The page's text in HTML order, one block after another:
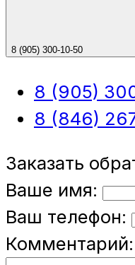
8 (905) 300-10-50
8 (905)
8 (846)
Заказать
Ваше имя:
Ваш телефон:
Комментарий: